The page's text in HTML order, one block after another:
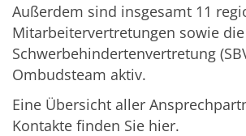
Außerdem sind insgesamt 11
Mitarbeitervertretungen sowie die
Schwerbehindertenvertretung
Ombudsteam aktiv.
Eine Übersicht aller
Kontakte finden Sie hier.